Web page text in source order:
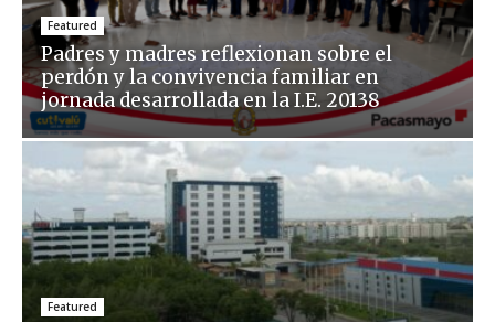
Featured
Padres y madres reflexionan sobre el
perdón y la convivencia familiar en
jornada desarrollada en la I.E. 20138
Featured